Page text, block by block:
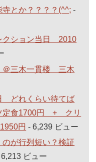
とか？？？？(^^; -
クション当日 2010
＠三木一貫楼 三木
どれくらい待てば
定食1700円 + クリ
円 - 6,239 ビュー
が行列短い？検証
ビュー